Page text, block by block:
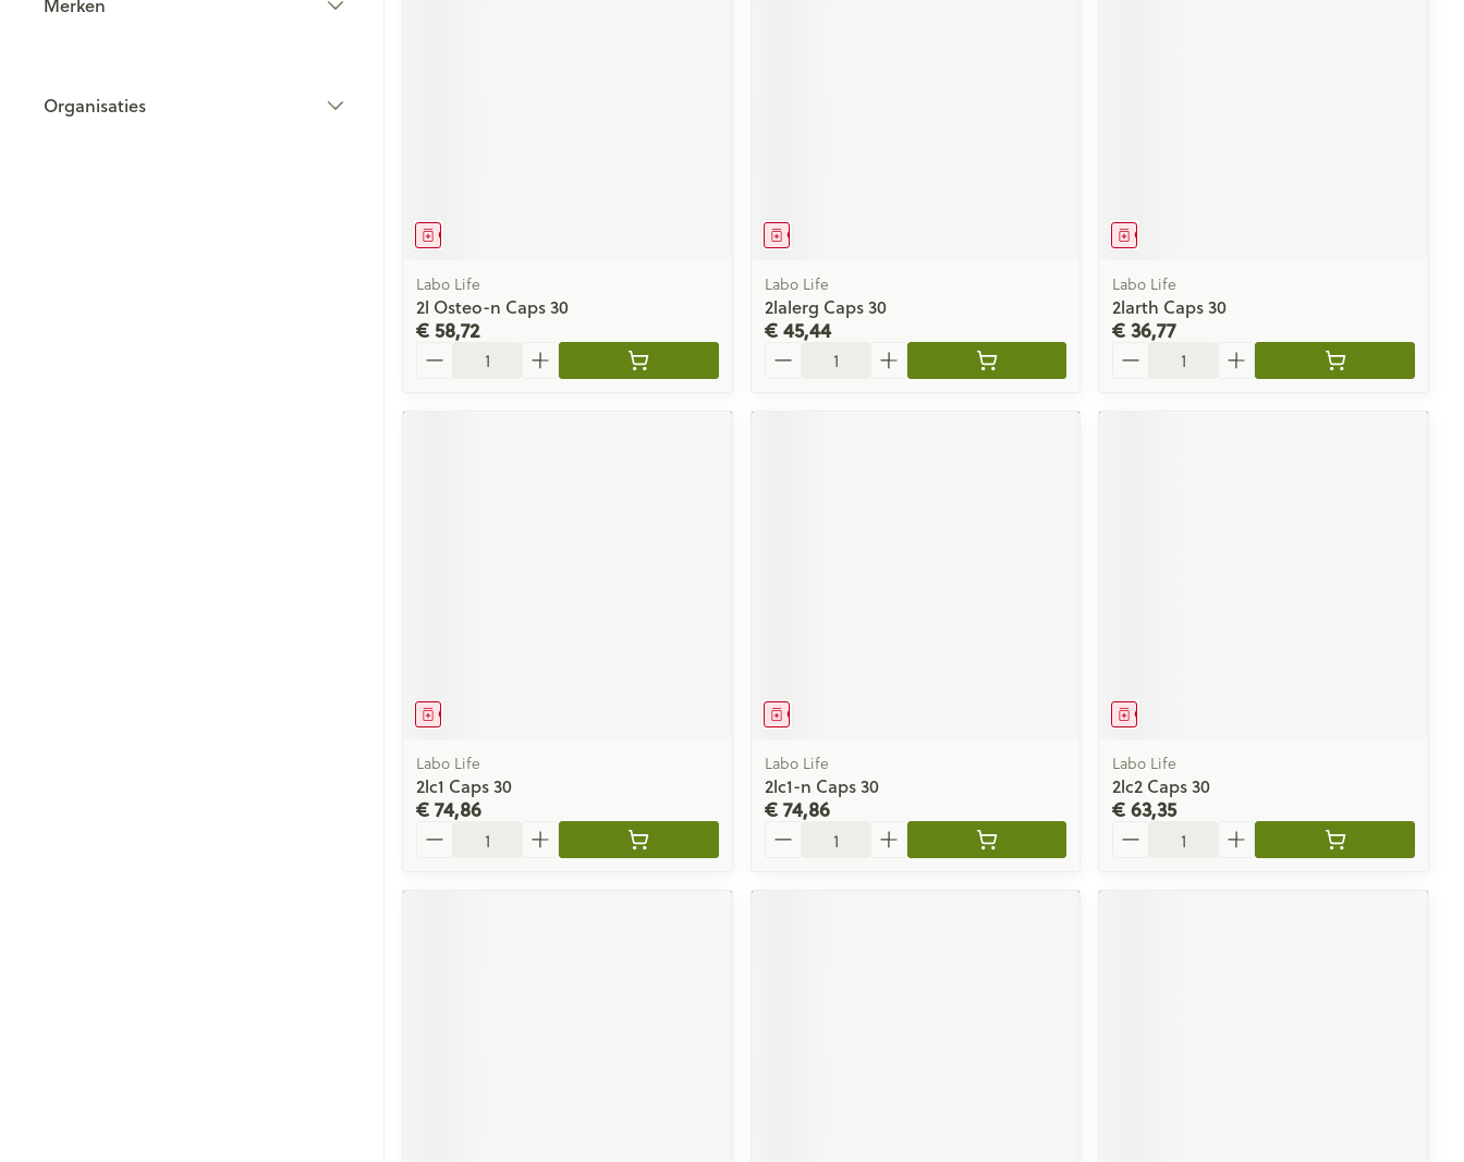
Organisaties
Geneesmiddel
Labo Life
2l Osteo-n Caps 30
€ 58,72
Geneesmiddel
Labo Life
2lalerg Caps 30
€ 45,44
Geneesmiddel
Labo Life
2larth Caps 30
€ 36,77
Geneesmiddel
Labo Life
2lc1 Caps 30
€ 74,86
Geneesmiddel
Labo Life
2lc1-n Caps 30
€ 74,86
Geneesmiddel
Labo Life
2lc2 Caps 30
€ 63,35